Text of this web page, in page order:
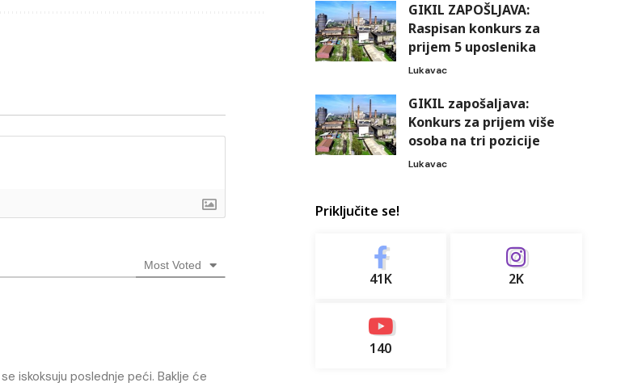
Most Voted
iskoksuju poslednje peći. Baklje će
GIKIL ZAPOŠLJAVA:
Raspisan konkurs za
prijem 5 uposlenika
Lukavac
GIKIL zapošaljava:
Konkurs za prijem više
osoba na tri pozicije
Lukavac
Priključite se!
41K 2K
140